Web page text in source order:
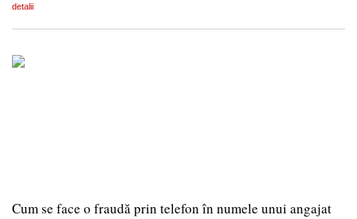
detalii
Cum se face o fraudă prin telefon în numele unui angajat